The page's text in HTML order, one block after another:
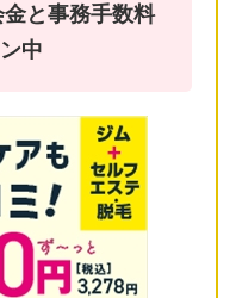
と事務手数料
中